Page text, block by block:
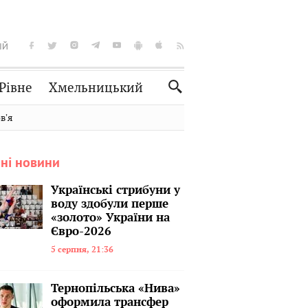
Хмельницький
Словко
Спорт
Нерухомість Домашні тварини
новини
Українські стрибуни у
воду здобули перше
«золото» України на
Євро-2026
5 серпня, 21:36
Тернопільська «Нива»
оформила трансфер